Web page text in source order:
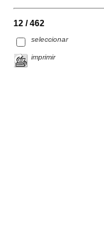
12 / 462
seleccionar
imprimir